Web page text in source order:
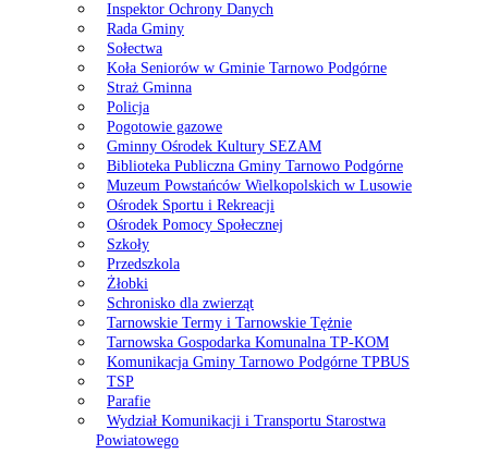
Inspektor Ochrony Danych
Rada Gminy
Sołectwa
Koła Seniorów w Gminie Tarnowo Podgórne
Straż Gminna
Policja
Pogotowie gazowe
Gminny Ośrodek Kultury SEZAM
Biblioteka Publiczna Gminy Tarnowo Podgórne
Muzeum Powstańców Wielkopolskich w Lusowie
Ośrodek Sportu i Rekreacji
Ośrodek Pomocy Społecznej
Szkoły
Przedszkola
Żłobki
Schronisko dla zwierząt
Tarnowskie Termy i Tarnowskie Tężnie
Tarnowska Gospodarka Komunalna TP-KOM
Komunikacja Gminy Tarnowo Podgórne TPBUS
TSP
Parafie
Wydział Komunikacji i Transportu Starostwa
Powiatowego